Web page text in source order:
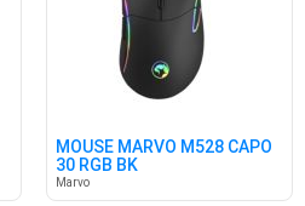
MOUSE MARVO M528 CAPO
30 RGB BK
Marvo